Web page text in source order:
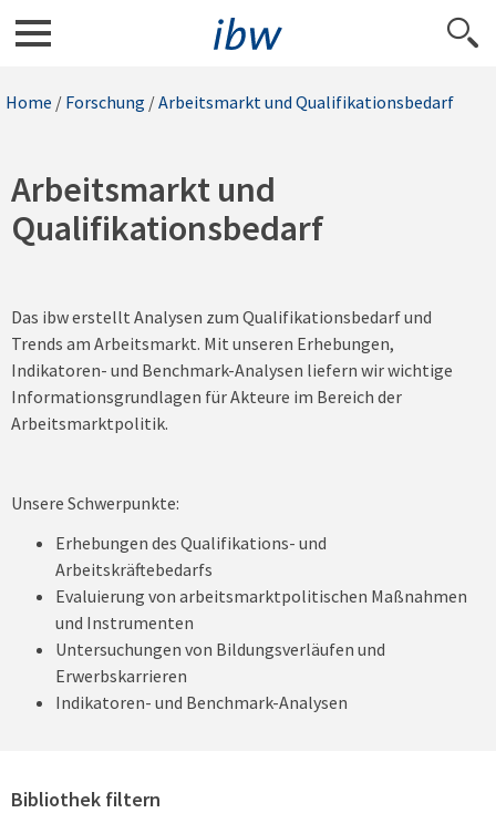
Home / Forschung /Arbeitsmarkt und Qualifikationsbedarf
Arbeitsmarkt und
Qualifikationsbedarf
Das ibw erstellt Analysen zum Qualifikationsbedarf und
Trends am Arbeitsmarkt. Mit unseren Erhebungen,
Indikatoren- und Benchmark-Analysen liefern wir wichtige
Informationsgrundlagen für Akteure im Bereich der
Arbeitsmarktpolitik.
Unsere Schwerpunkte:
Erhebungen des Qualifikations- und
Arbeitskräftebedarfs
Evaluierung von arbeitsmarktpolitischen Maßnahmen
und Instrumenten
Untersuchungen von Bildungsverläufen und
Erwerbskarrieren
Indikatoren- und Benchmark-Analysen
Bibliothek filtern